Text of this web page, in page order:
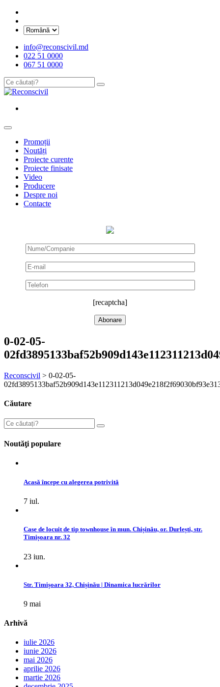
info@reconscivil.md
022 51 0000
067 51 0000
Promoții
Noutăți
Proiecte curente
Proiecte finisate
Video
Producere
Despre noi
Contacte
[recaptcha]
0-02-05-
Reconscivil > 0-02-05-
Căutare
Noutăţi populare
Acasă începe cu alegerea potrivită
7 iul.
Case de locuit de tip townhouse în mun. Chișinău, or. Durlești, str.
Timișoara nr. 32
23 iun.
Str. Timișoara 32, Chișinău | Dinamica lucrărilor
9 mai
Arhivă
iulie 2026
iunie 2026
mai 2026
aprilie 2026
martie 2026